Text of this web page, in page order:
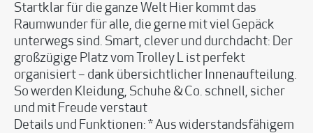
Startklar für die ganze Welt Hier kommt das
Raumwunder für alle, die gerne mit viel Gepäck
unterwegs sind. Smart, clever und durchdacht: Der
großzügige Platz vom Trolley L ist perfekt
organisiert – dank übersichtlicher Innenaufteilung.
So werden Kleidung, Schuhe & Co. schnell, sicher
und mit Freude verstaut
Details und Funktionen: * Aus widerstandsfähigem